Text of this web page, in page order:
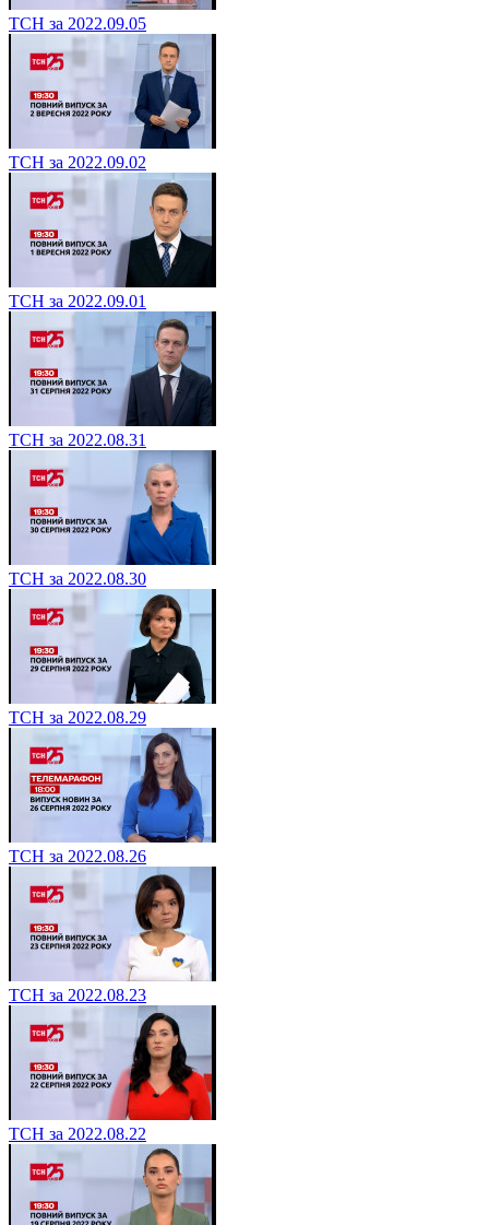
ТСН за 2022.09.05
ТСН за 2022.09.02
ТСН за 2022.09.01
ТСН за 2022.08.31
ТСН за 2022.08.30
ТСН за 2022.08.29
ТСН за 2022.08.26
ТСН за 2022.08.23
ТСН за 2022.08.22